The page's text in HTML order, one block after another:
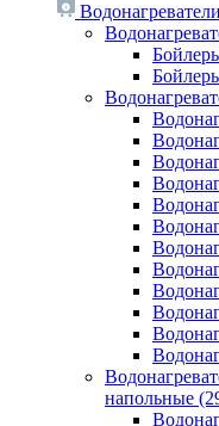
Водонагреватели
напольные